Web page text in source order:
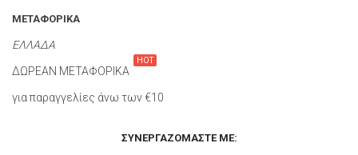
ΜΕΤΑΦΟΡΙΚΑ
ΕΛΛΑΔΑ
ΔΩΡΕΑΝ ΜΕΤΑΦΟΡΙΚΑ
HOT
για παραγγελίες άνω των €10
ΣΥΝΕΡΓΑΖΌΜΑΣΤΕ ΜΕ: